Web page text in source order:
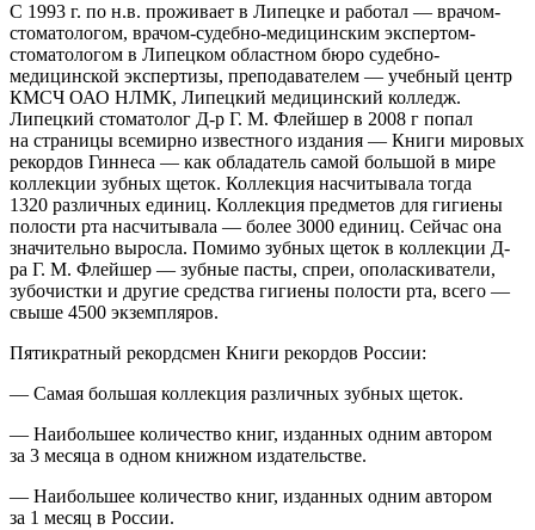
С 1993 г. по н.в. проживает в Липецке и работал — врачом-
стоматологом, врачом-судебно-медицинским экспертом-
стоматологом в Липецком областном бюро судебно-
медицинской экспертизы, преподавателем — учебный центр
КМСЧ ОАО НЛМК, Липецкий медицинский колледж.
Липецкий стоматолог Д-р Г. М. Флейшер в 2008 г попал
на страницы всемирно известного издания — Книги мировых
рекордов Гиннеса — как обладатель самой большой в мире
коллекции зубных щеток. Коллекция насчитывала тогда
1320 различных единиц. Коллекция предметов для гигиены
полости рта насчитывала — более 3000 единиц. Сейчас она
значительно выросла. Помимо зубных щеток в коллекции Д-
ра Г. М. Флейшер — зубные пасты, спреи, ополаскиватели,
зубочистки и другие средства гигиены полости рта, всего —
свыше 4500 экземпляров.
Пятикратный рекордсмен Книги рекордов России:
— Самая большая коллекция различных зубных щеток.
— Наибольшее количество книг, изданных одним автором
за 3 месяца в одном книжном издательстве.
— Наибольшее количество книг, изданных одним автором
за 1 месяц в России.